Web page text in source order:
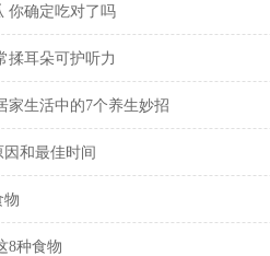
你确定吃对了吗
揉耳朵可护听力
家生活中的7个养生妙招
因和最佳时间
物
8种食物